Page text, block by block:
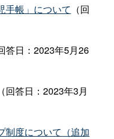
手帳」について （回
答日：2023年5月26
（回答日：2023年3月
制度について（追加